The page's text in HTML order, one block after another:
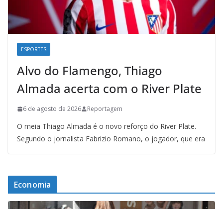
ESPORTES
Alvo do Flamengo, Thiago
Almada acerta com o River Plate
6 de agosto de 2026 Reportagem
O meia Thiago Almada é o novo reforço do River Plate.
Segundo o jornalista Fabrizio Romano, o jogador, que era
Economia